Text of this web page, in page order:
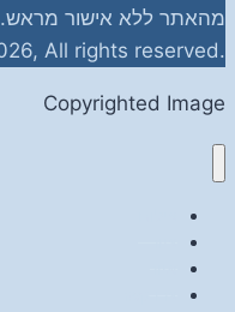
מהאתר ללא אישור מראש.
.Adi Shlomi 2026, All rights reserved©
Copyrighted Image